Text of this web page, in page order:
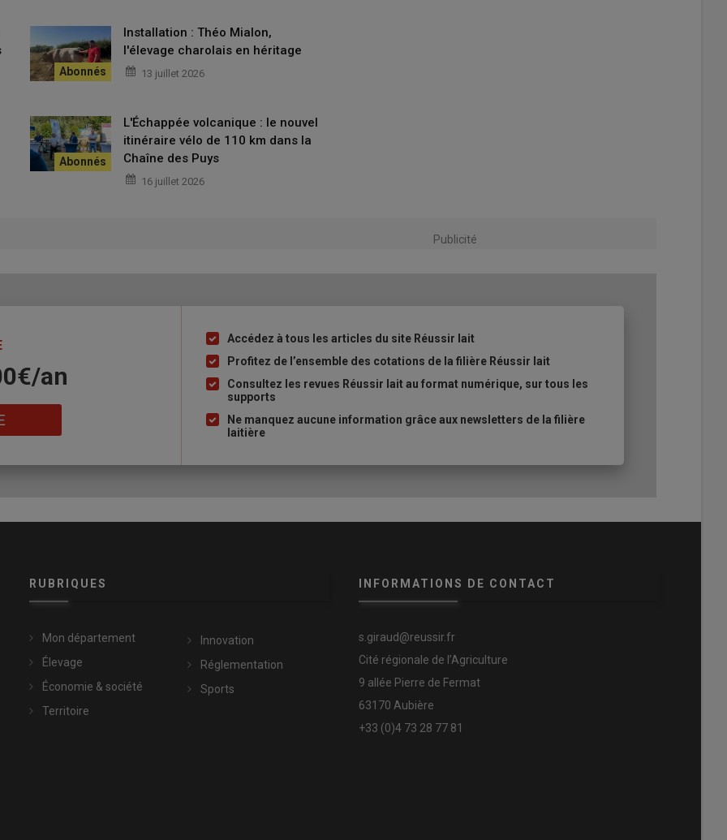
travail, notamment grâce au dispositif TODE
exploitations. Sapérennité
formation professionnelle, l’apprentissageet la
pour accompagner lesexploitations. Cette
agricole (MSA,OCAPIAT,AGRICA,ANEFA
défis central. Elle repose sur :
(2024)
Installation : Théo Mialon,
l'élevage charolais en héritage
13 juillet 2026
L'Échappée volcanique : le nouvel
itinéraire vélo de 110 km dans la
Chaîne des Puys
16 juillet 2026
Publicité
an
Liste
à
puce
Accédez à tous les articles du site Réussir lait
Profitez de l’ensemble des cotations de la filière Réussir lait
Consultez les revues Réussir lait au format numérique, sur tous les
supports
Ne manquez aucune information grâce aux newsletters de la filière
laitière
RUBRIQUES
Mon département
Élevage
Économie & société
Territoire
Innovation
Réglementation
Sports
INFORMATIONS DE CONTACT
s.giraud@reussir.fr
Cité régionale de l’Agriculture
9 allée Pierre de Fermat
63170 Aubière
+33 (0)4 73 28 77 81